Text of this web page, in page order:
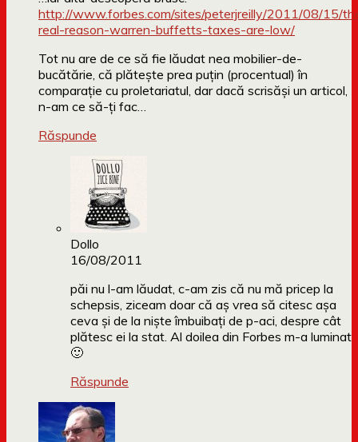
http://www.forbes.com/sites/peterjreilly/2011/08/15/
real-reason-warren-buffetts-taxes-are-low/
Tot nu are de ce să fie lăudat nea mobilier-de-
bucătărie, că plătește prea puțin (procentual) în
comparație cu proletariatul, dar dacă scrisăși un articol,
n-am ce să-ți fac…
Răspunde
Dollo
16/08/2011
păi nu l-am lăudat, c-am zis că nu mă pricep la
schepsis, ziceam doar că aș vrea să citesc așa
ceva și de la niște îmbuibați de p-aci, despre cât
plătesc ei la stat. Al doilea din Forbes m-a luminat
🙂
Răspunde